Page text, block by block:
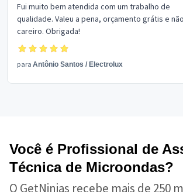
Fui muito bem atendida com um trabalho de
qualidade. Valeu a pena, orçamento grátis e
careiro. Obrigada!
para Antônio Santos / Electrolux
Você é Profissional de
Técnica de Microondas?
O GetNinjas recebe mais de 250